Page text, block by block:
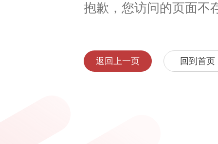
抱歉，您访问的页面不
返回上一页 回到首页